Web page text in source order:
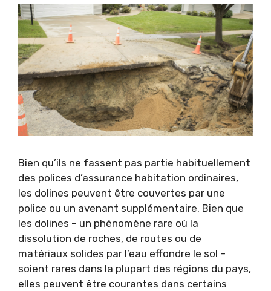
Bien qu’ils ne fassent pas partie habituellement
des polices d’assurance habitation ordinaires,
les dolines peuvent être couvertes par une
police ou un avenant supplémentaire. Bien que
les dolines – un phénomène rare où la
dissolution de roches, de routes ou de
matériaux solides par l’eau effondre le sol –
soient rares dans la plupart des régions du pays,
elles peuvent être courantes dans certains